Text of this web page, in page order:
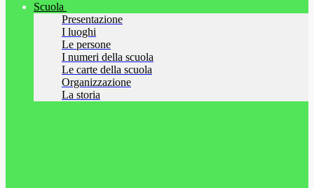
Scuola
Presentazione
I luoghi
Le persone
I numeri della scuola
Le carte della scuola
Organizzazione
La storia